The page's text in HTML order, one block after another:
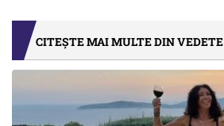
CITEȘTE MAI MULTE DIN VEDETE